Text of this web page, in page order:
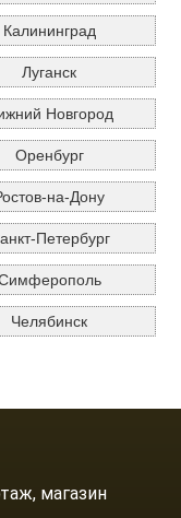
Калининград
Луганск
Новгород
Оренбург
на-Дону
Петербург
Челябинск
магазин